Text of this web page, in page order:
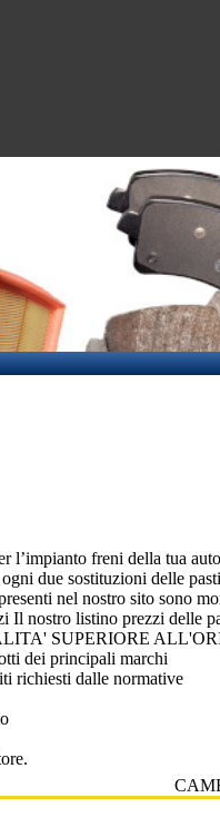
l’impianto freni della tua
due sostituzioni delle
nel nostro sito sono
nostro listino prezzi delle
SUPERIORE
dei principali marchi
richiesti dalle normative